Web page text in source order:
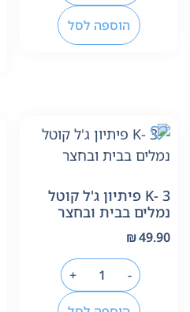
הוספה לסל
K- 3 פיתיון ג'ל קוטל
נמלים בבית ובחצר
₪49.90
-
+